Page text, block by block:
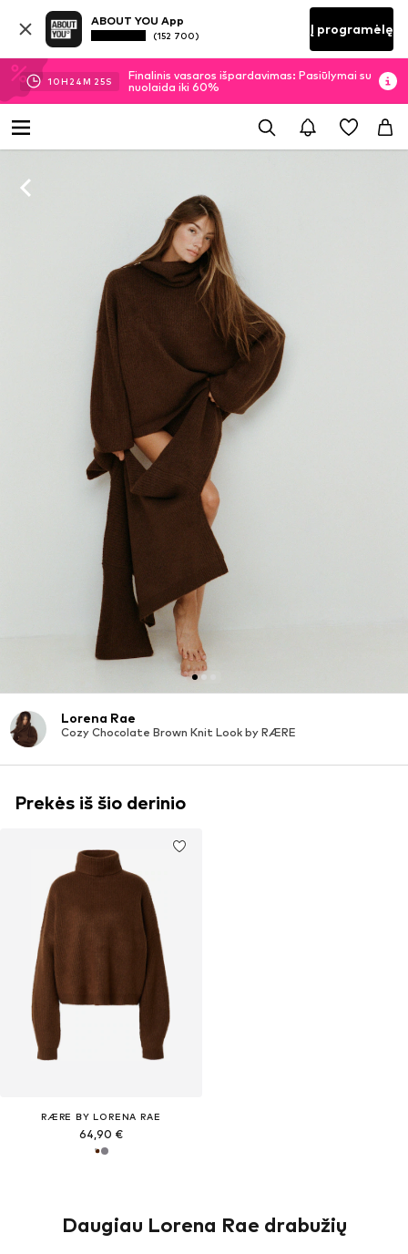
ABOUT YOU App
(152 700) Į programėlę
10H 24M 24S
Finalinis vasaros išpardavimas: Pasiūlymai su
nuolaida iki 60%
Lorena Rae
Cozy Chocolate Brown Knit Look by RÆRE
Prekės iš šio derinio
RÆRE BY LORENA RAE
64,90 €
Daugiau Lorena Rae drabužių